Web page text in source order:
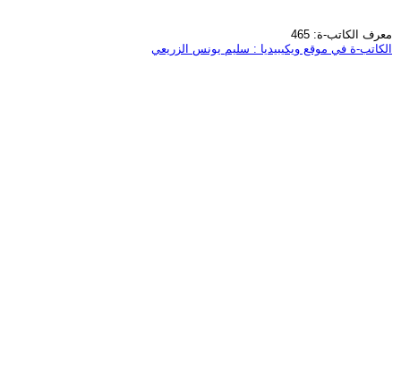
معرف الكاتب-ة: 465
الكاتب-ة في موقع ويكيبيديا : سليم يونس الزريعي